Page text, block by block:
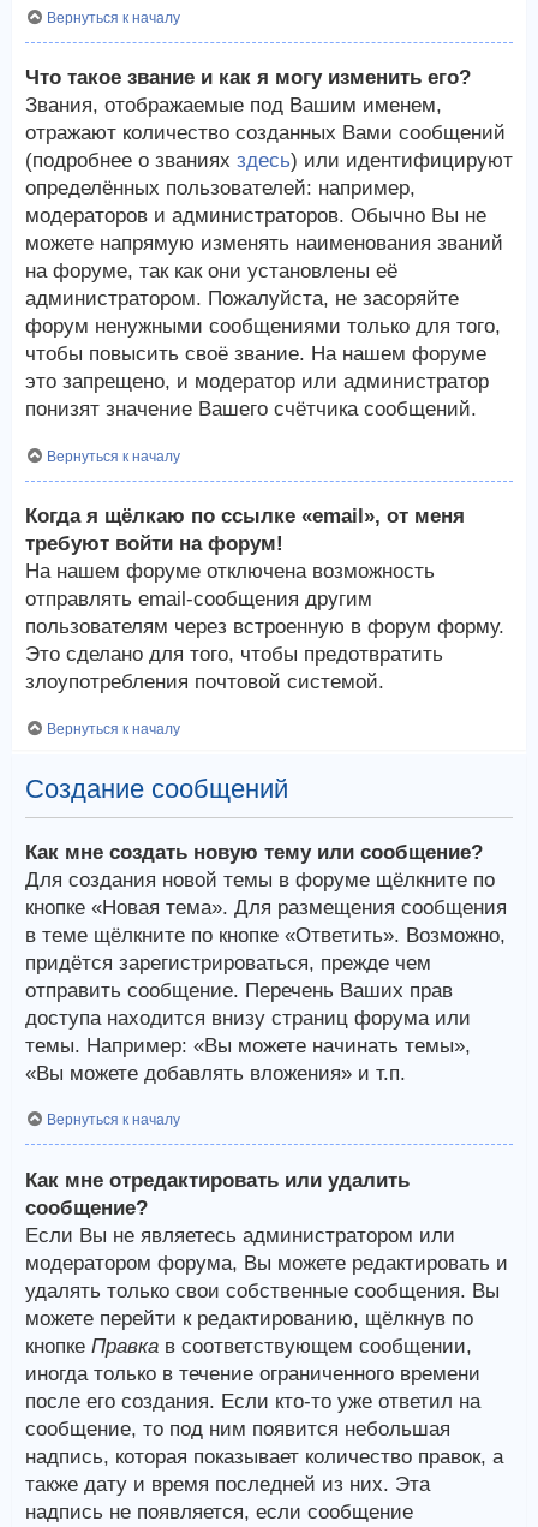
Вернуться к началу
Что такое звание и как я могу изменить его?
Звания, отображаемые под Вашим именем,
отражают количество созданных Вами сообщений
(подробнее о званиях здесь) или идентифицируют
определённых пользователей: например,
модераторов и администраторов. Обычно Вы не
можете напрямую изменять наименования званий
на форуме, так как они установлены её
администратором. Пожалуйста, не засоряйте
форум ненужными сообщениями только для того,
чтобы повысить своё звание. На нашем форуме
это запрещено, и модератор или администратор
понизят значение Вашего счётчика сообщений.
Вернуться к началу
Когда я щёлкаю по ссылке «email», от меня
требуют войти на форум!
На нашем форуме отключена возможность
отправлять email-сообщения другим
пользователям через встроенную в форум форму.
Это сделано для того, чтобы предотвратить
злоупотребления почтовой системой.
Вернуться к началу
Создание сообщений
Как мне создать новую тему или сообщение?
Для создания новой темы в форуме щёлкните по
кнопке «Новая тема». Для размещения сообщения
в теме щёлкните по кнопке «Ответить». Возможно,
придётся зарегистрироваться, прежде чем
отправить сообщение. Перечень Ваших прав
доступа находится внизу страниц форума или
темы. Например: «Вы можете начинать темы»,
«Вы можете добавлять вложения» и т.п.
Вернуться к началу
Как мне отредактировать или удалить
сообщение?
Если Вы не являетесь администратором или
модератором форума, Вы можете редактировать и
удалять только свои собственные сообщения. Вы
можете перейти к редактированию, щёлкнув по
кнопке Правка в соответствующем сообщении,
иногда только в течение ограниченного времени
после его создания. Если кто-то уже ответил на
сообщение, то под ним появится небольшая
надпись, которая показывает количество правок, а
также дату и время последней из них. Эта
надпись не появляется, если сообщение